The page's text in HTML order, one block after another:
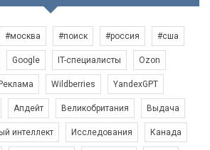
#москва #поиск #россия #сша
Google IT-специалисты Ozon
Wildberries YandexGPT
Апдейт Великобритания Выдача
интеллект Исследования Канада